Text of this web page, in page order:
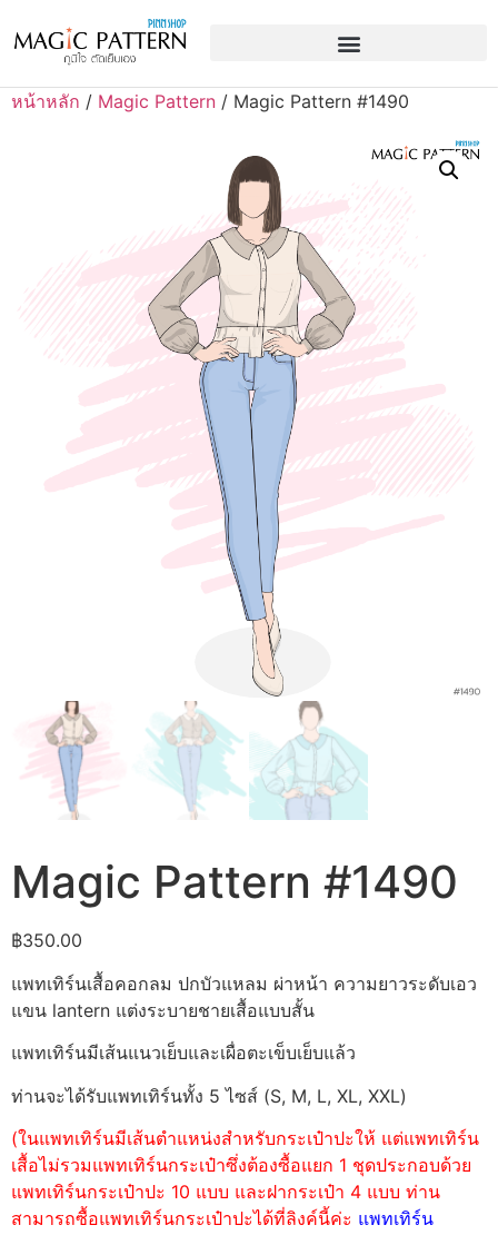
หน้าหลัก / Magic Pattern / Magic Pattern #1490
Magic Pattern #1490
฿350.00
แพทเทิร์นเสื้อคอกลม ปกบัวแหลม ผ่าหน้า ความยาวระดับเอว
แขน lantern แต่งระบายชายเสื้อแบบสั้น
แพทเทิร์นมีเส้นแนวเย็บและเผื่อตะเข็บเย็บแล้ว
ท่านจะได้รับแพทเทิร์นทั้ง 5 ไซส์ (S, M, L, XL, XXL)
(ในแพทเทิร์นมีเส้นตำแหน่งสำหรับกระเป๋าปะให้ แต่แพทเทิร์น
เสื้อไม่รวมแพทเทิร์นกระเป๋าซึ่งต้องซื้อแยก 1 ชุดประกอบด้วย
แพทเทิร์นกระเป๋าปะ 10 แบบ และฝากระเป๋า 4 แบบ ท่าน
สามารถซื้อแพทเทิร์นกระเป๋าปะได้ที่ลิงค์นี้ค่ะ แพทเทิร์น